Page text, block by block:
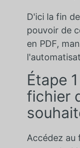
D'ici la fin
pouvoir de
en PDF,
Étape
fichier
Accédez au